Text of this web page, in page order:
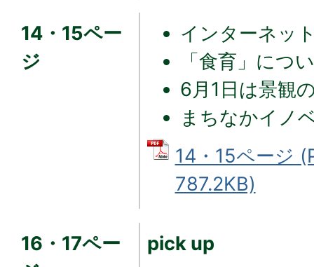
14・15ペー
ジ
インターネッ
「食育」につ
6月1日は景観
まちなかイノ
14・15ページ
787.2KB)
16・17ペー
pick up